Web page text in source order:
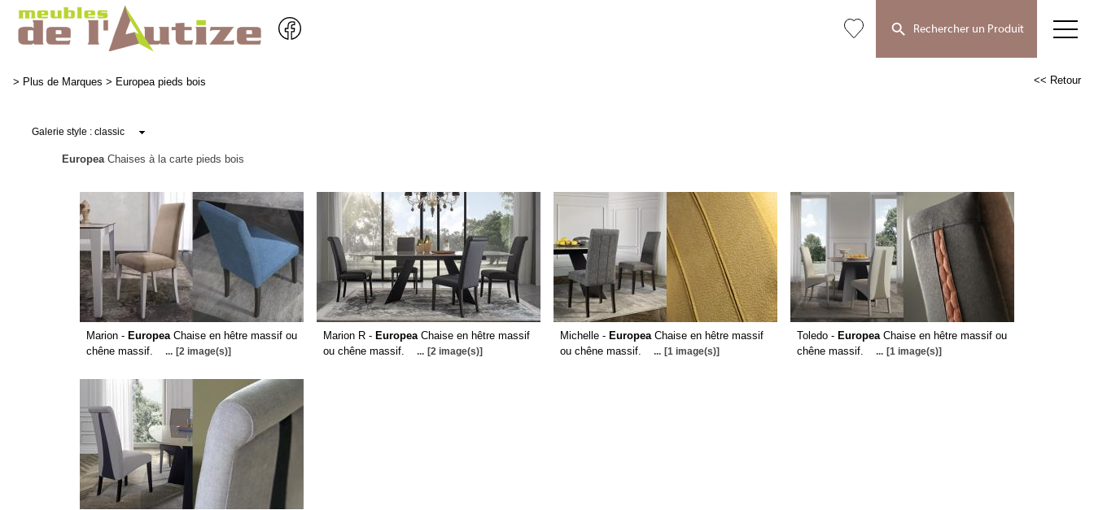
Rechercher un Produit
> Plus de Marques > Europea pieds bois << Retour
EuropeaChaises à la carte pieds bois
Marion - EuropeaChaise en hêtre massif ou
chêne massif.
... [2 image(s)]
Marion R - EuropeaChaise en hêtre massif
ou chêne massif.
... [2 image(s)]
Michelle - EuropeaChaise en hêtre massif
ou chêne massif.
... [1 image(s)]
Toledo - EuropeaChaise en hêtre massif ou
chêne massif.
... [1 image(s)]